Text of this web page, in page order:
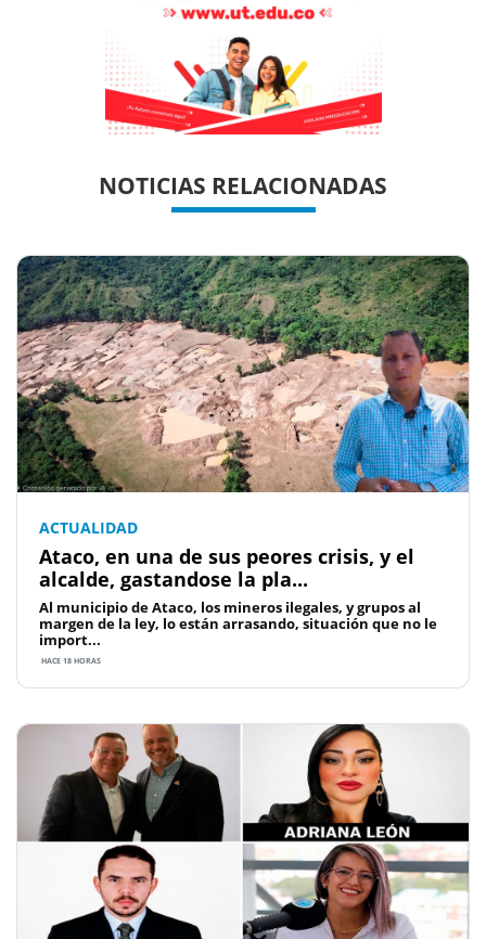
NOTICIAS RELACIONADAS
ACTUALIDAD
Ataco, en una de sus peores crisis, y el
alcalde, gastandose la pla...
Al municipio de Ataco, los mineros ilegales, y grupos al
margen de la ley, lo están arrasando, situación que no le
import...
HACE 18 HORAS